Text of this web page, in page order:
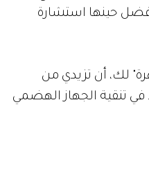
حينها استشارة
لك، أن تزيدي من
في تنقية الجهاز الهضمي